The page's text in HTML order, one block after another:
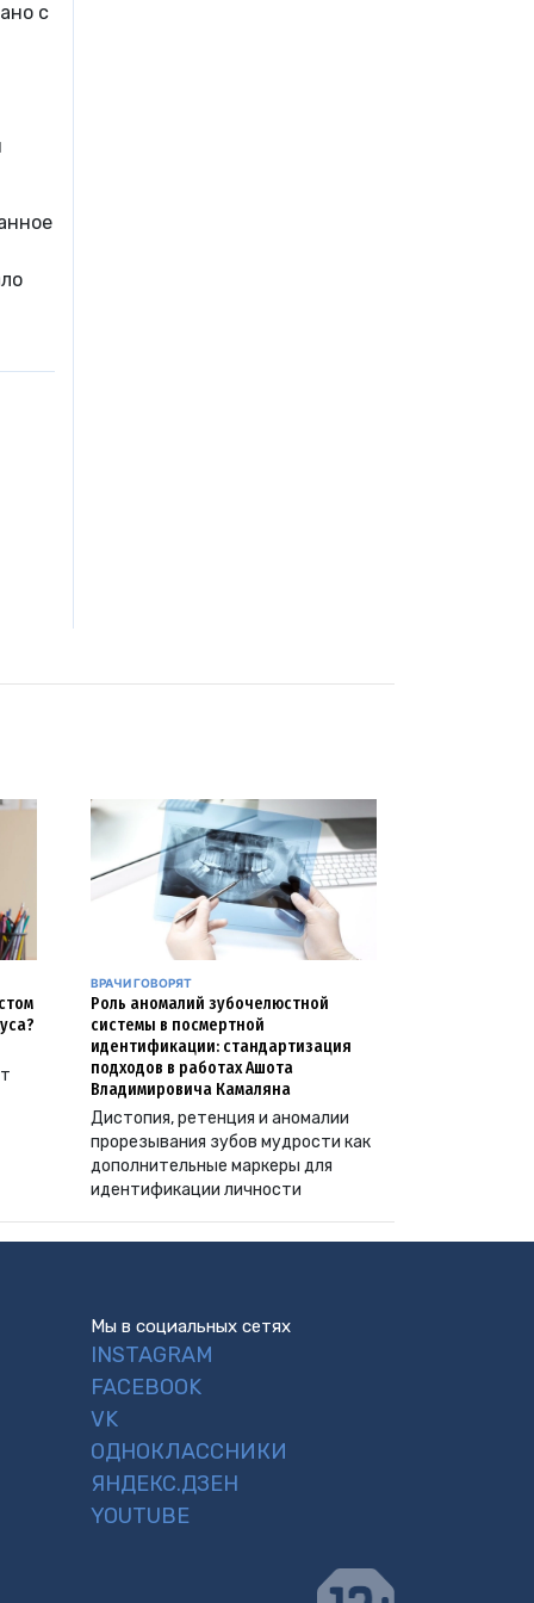
с
ВРАЧИ ГОВОРЯТ
Роль аномалий зубочелюстной
системы в посмертной
идентификации: стандартизация
подходов в работах Ашота
Владимировича Камаляна
Дистопия, ретенция и аномалии
прорезывания зубов мудрости как
дополнительные маркеры для
идентификации личности
Мы в социальных сетях
INSTAGRAM
FACEBOOK
VK
ОДНОКЛАССНИКИ
ЯНДЕКС.ДЗЕН
YOUTUBE